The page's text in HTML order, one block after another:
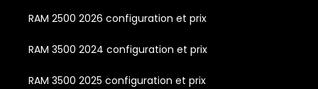
RAM 2500 2026 configuration et prix
RAM 3500 2024 configuration et prix
RAM 3500 2025 configuration et prix